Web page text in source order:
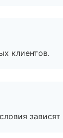
клиентов.
зависят